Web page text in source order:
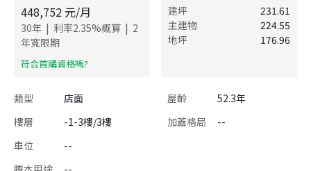
448,752 元/月
30年 | 利率2.35%概算 | 2
年寬限期
​符合首購資格嗎?
建坪
231.61
主建物
224.55
地坪
176.96
類型 店面 屋齡
52.3年
樓層
-1-3樓/3樓 加蓋格局
--
車位
--